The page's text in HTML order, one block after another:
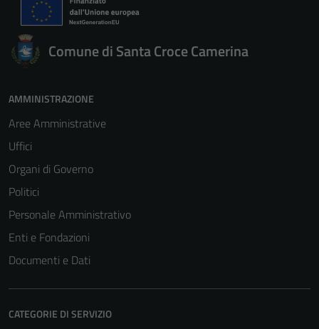
Comune di Santa Croce Camerina
AMMINISTRAZIONE
Aree Amministrative
Uffici
Organi di Governo
Politici
Personale Amministrativo
Enti e Fondazioni
Documenti e Dati
CATEGORIE DI SERVIZIO